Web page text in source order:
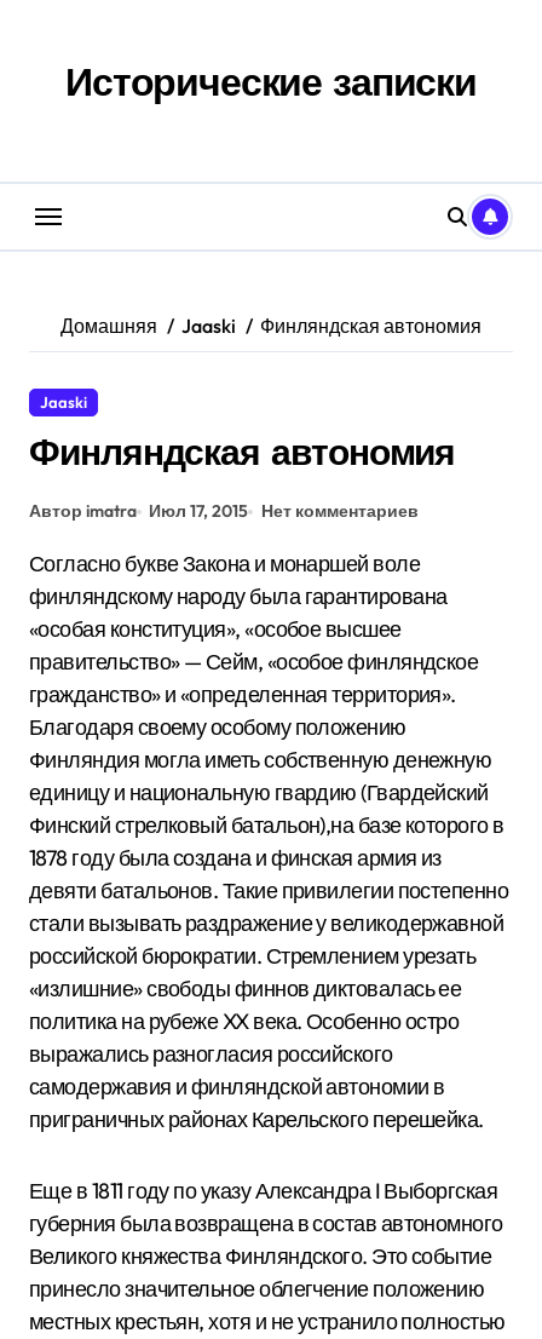
содержаниюИсторические записки
Домашняя Jaaski Финляндская автономия
Jaaski
Финляндская автономия
Автор imatra Июл 17, 2015 Нет комментариев
Согласно букве Закона и монаршей воле
финляндскому народу была гарантирована
«особая конституция», «особое высшее
правительство» — Сейм, «особое финляндское
гражданство» и «определенная территория».
Благодаря своему особому положению
Финляндия могла иметь собственную денежную
единицу и национальную гвардию (Гвардейский
Финский стрелковый батальон),на базе которого в
1878 году была создана и финская армия из
девяти батальонов. Такие привилегии постепенно
стали вызывать раздражение у великодержавной
российской бюрократии. Стремлением урезать
«излишние» свободы финнов диктовалась ее
политика на рубеже XX века. Особенно остро
выражались разногласия российского
самодержавия и финляндской автономии в
приграничных районах Карельского перешейка.
Еще в 1811 году по указу Александра I Выборгская
губерния была возвращена в состав автономного
Великого княжества Финляндского. Это событие
принесло значительное облегчение положению
местных крестьян, хотя и не устранило полностью